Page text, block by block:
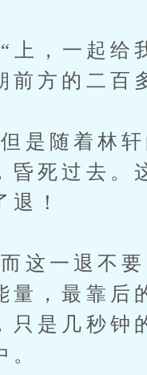
，一起给我
前方的二百
随着林轩
昏死过去。
退！
一退不要
量，最靠后
只是几秒钟
。